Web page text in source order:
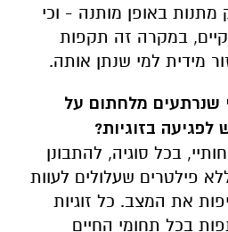
מתנות באופן מותנה - וכי
במקרה זה תקפות
מידית למי שנתן אותה.
שנרתעים מלחתום על
בזוגיות?
בכל סוגיה, להתבונן
פילטרים שעלולים לעוות
את המצב. כל זוגיות
בכל תחומי החיים